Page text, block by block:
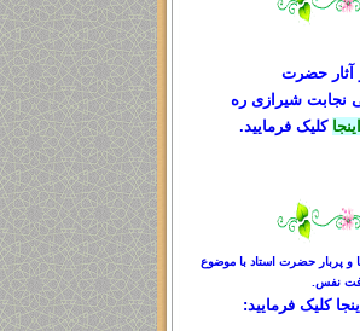
آثار حضرت
نجابت شیرازی ره
اینجا کلیک فرمایید.
و پربار حضرت استاد با موضوع
نفس.
اینجا کلیک فرمایید: